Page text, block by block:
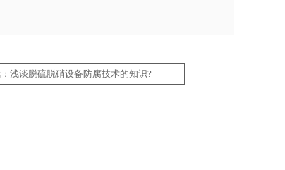
浅谈脱硫脱硝设备防腐技术的知识?